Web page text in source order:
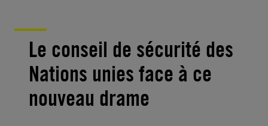
Le conseil de sécurité des
Nations unies face à ce
nouveau drame